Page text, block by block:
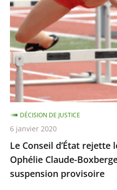
d’État
rejette
le
recours
de
l’athlète
Ophélie
Claude-
Boxberger
contre
sa
suspension
provisoire
Le Conseil d’État rejette
Ophélie Claude-
suspension provisoire
DÉCISION DE JUSTICE
6 janvier 2020